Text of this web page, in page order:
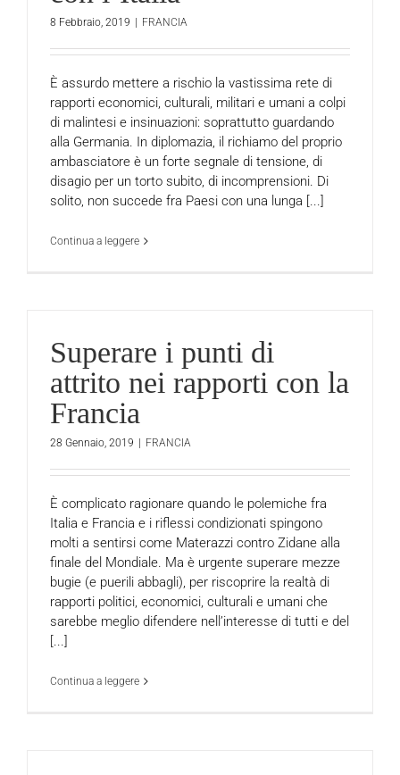
8 Febbraio, 2019 | FRANCIA
È assurdo mettere a rischio la vastissima rete di
rapporti economici, culturali, militari e umani a colpi
di malintesi e insinuazioni: soprattutto guardando
alla Germania. In diplomazia, il richiamo del proprio
ambasciatore è un forte segnale di tensione, di
disagio per un torto subito, di incomprensioni. Di
solito, non succede fra Paesi con una lunga [...]
Continua a leggere
Superare i punti di
attrito nei rapporti con la
Francia
28 Gennaio, 2019 | FRANCIA
È complicato ragionare quando le polemiche fra
Italia e Francia e i riflessi condizionati spingono
molti a sentirsi come Materazzi contro Zidane alla
finale del Mondiale. Ma è urgente superare mezze
bugie (e puerili abbagli), per riscoprire la realtà di
rapporti politici, economici, culturali e umani che
sarebbe meglio difendere nell’interesse di tutti e del
[...]
Continua a leggere